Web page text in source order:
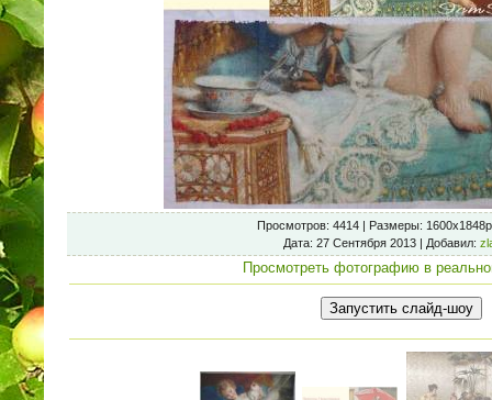
Просмотров: 4414 | Размеры:
Дата: 27 Сентября 2013 | Добавил:
Просмотреть фотографию в